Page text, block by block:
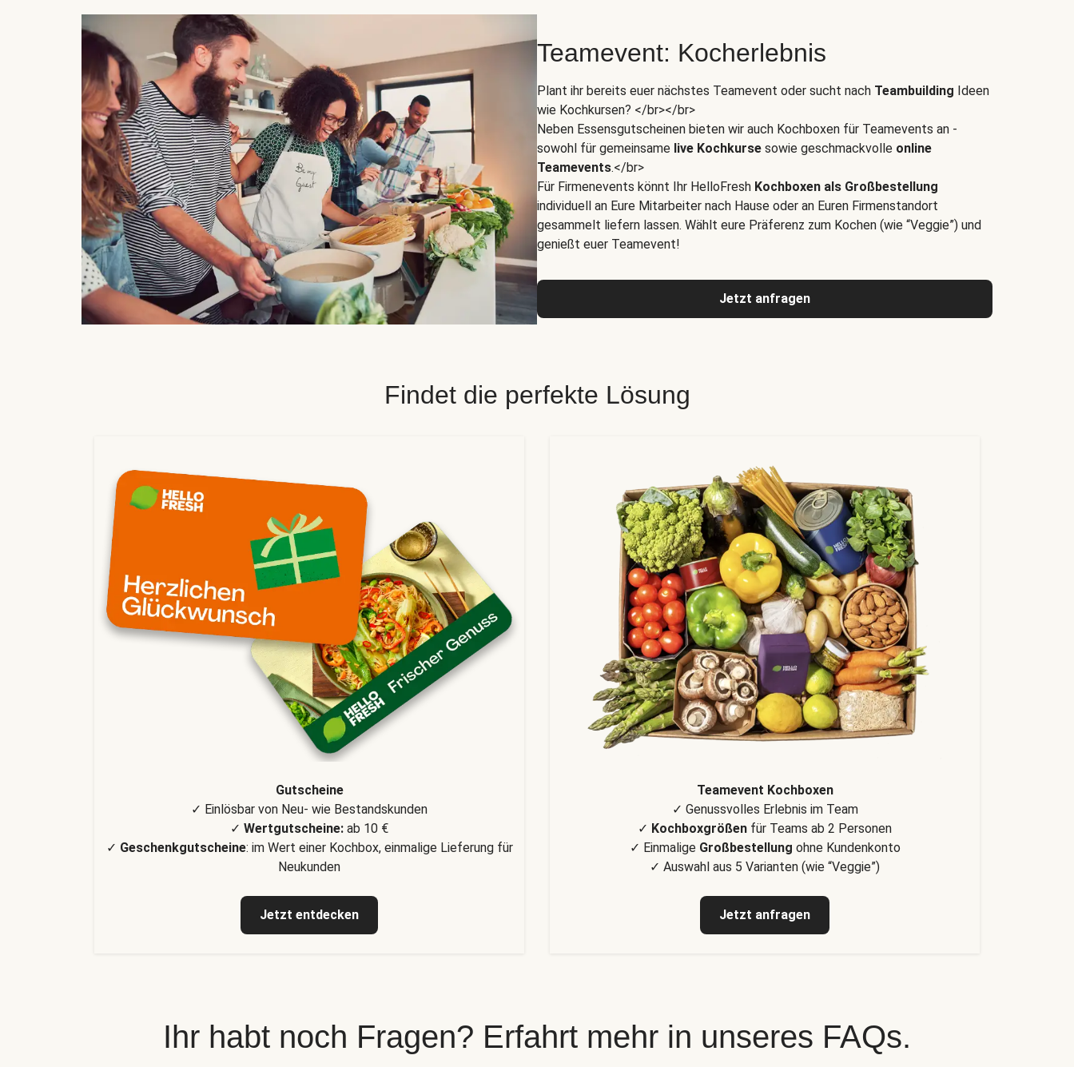
Teamevent: Kocherlebnis
Plant ihr bereits euer nächstes Teamevent oder sucht nach Teambuilding Ideen
wie Kochkursen? </br></br>
Neben Essensgutscheinen bieten wir auch Kochboxen für Teamevents an -
sowohl für gemeinsame live Kochkurse sowie geschmackvolle online
Teamevents.</br>
Für Firmenevents könnt Ihr HelloFresh Kochboxen als Großbestellung
individuell an Eure Mitarbeiter nach Hause oder an Euren Firmenstandort
gesammelt liefern lassen. Wählt eure Präferenz zum Kochen (wie “Veggie”) und
genießt euer Teamevent!
Jetzt anfragen
Findet die perfekte Lösung
Gutscheine
✓ Einlösbar von Neu- wie Bestandskunden
✓ Wertgutscheine: ab 10 €
✓ Geschenkgutscheine: im Wert einer Kochbox, einmalige Lieferung für
Neukunden
Jetzt entdecken
Teamevent Kochboxen
✓ Genussvolles Erlebnis im Team
✓ Kochboxgrößen für Teams ab 2 Personen
✓ Einmalige Großbestellung ohne Kundenkonto
✓ Auswahl aus 5 Varianten (wie “Veggie”)
Jetzt anfragen
Ihr habt noch Fragen? Erfahrt mehr in unseres FAQs.